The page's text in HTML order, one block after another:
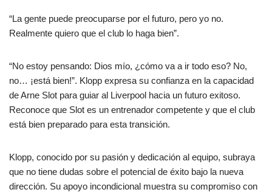
“La gente puede preocuparse por el futuro, pero yo no.
Realmente quiero que el club lo haga bien”.
“No estoy pensando: Dios mío, ¿cómo va a ir todo eso? No,
no… ¡está bien!”. Klopp expresa su confianza en la capacidad
de Arne Slot para guiar al Liverpool hacia un futuro exitoso.
Reconoce que Slot es un entrenador competente y que el club
está bien preparado para esta transición.
Klopp, conocido por su pasión y dedicación al equipo, subraya
que no tiene dudas sobre el potencial de éxito bajo la nueva
dirección. Su apoyo incondicional muestra su compromiso con